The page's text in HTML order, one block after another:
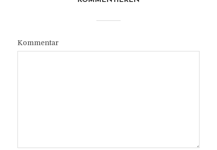
Kommentar